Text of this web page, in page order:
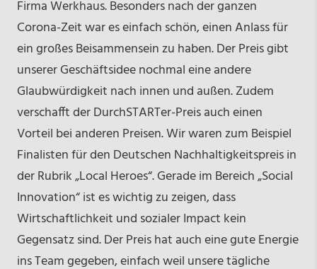
Firma Werkhaus. Besonders nach der ganzen
Corona-Zeit war es einfach schön, einen Anlass für
ein großes Beisammensein zu haben. Der Preis gibt
unserer Geschäftsidee nochmal eine andere
Glaubwürdigkeit nach innen und außen. Zudem
verschafft der DurchSTARTer-Preis auch einen
Vorteil bei anderen Preisen. Wir waren zum Beispiel
Finalisten für den Deutschen Nachhaltigkeitspreis in
der Rubrik „Local Heroes“. Gerade im Bereich „Social
Innovation“ ist es wichtig zu zeigen, dass
Wirtschaftlichkeit und sozialer Impact kein
Gegensatz sind. Der Preis hat auch eine gute Energie
ins Team gegeben, einfach weil unsere tägliche